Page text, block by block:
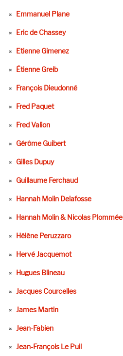
Emmanuel Plane
Eric de Chassey
Etienne Gimenez
Étienne Greib
François Dieudonné
Fred Paquet
Fred Valion
Gérôme Guibert
Gilles Dupuy
Guillaume Ferchaud
Hannah Molin Delafosse
Hannah Molin & Nicolas Plommée
Hélène Peruzzaro
Hervé Jacquemot
Hugues Blineau
Jacques Courcelles
James Martin
Jean-Fabien
Jean-François Le Puil